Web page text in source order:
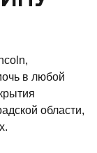
в любой
области,